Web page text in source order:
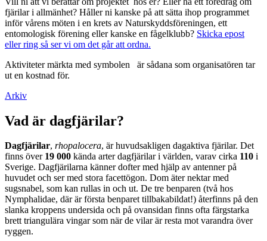
fjärilar i allmänhet? Håller ni kanske på att sätta ihop programmet
inför vårens möten i en krets av Naturskyddsföreningen, ett
entomologisk förening eller kanske en fågelklubb? Skicka epost
eller ring så ser vi om det går att ordna.
Aktiviteter märkta med symbolen
är sådana som organisatören tar
ut en kostnad för.
Arkiv
Vad är dagfjärilar?
Dagfjärilar, rhopalocera, är huvudsakligen dagaktiva fjärilar. Det
finns över 19 000 kända arter dagfjärilar i världen, varav cirka 110 i
Sverige. Dagfjärilarna känner dofter med hjälp av antenner på
huvudet och ser med stora facettögon. Dom äter nektar med
sugsnabel, som kan rullas in och ut. De tre benparen (två hos
Nymphalidae, där är första benparet tillbakabildat!) återfinns på den
slanka kroppens undersida och på ovansidan finns ofta färgstarka
brett triangulära vingar som när de vilar är resta mot varandra över
ryggen.